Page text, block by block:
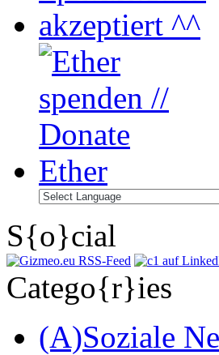
S{o}cial
Catego{r}ies
(A)Soziale